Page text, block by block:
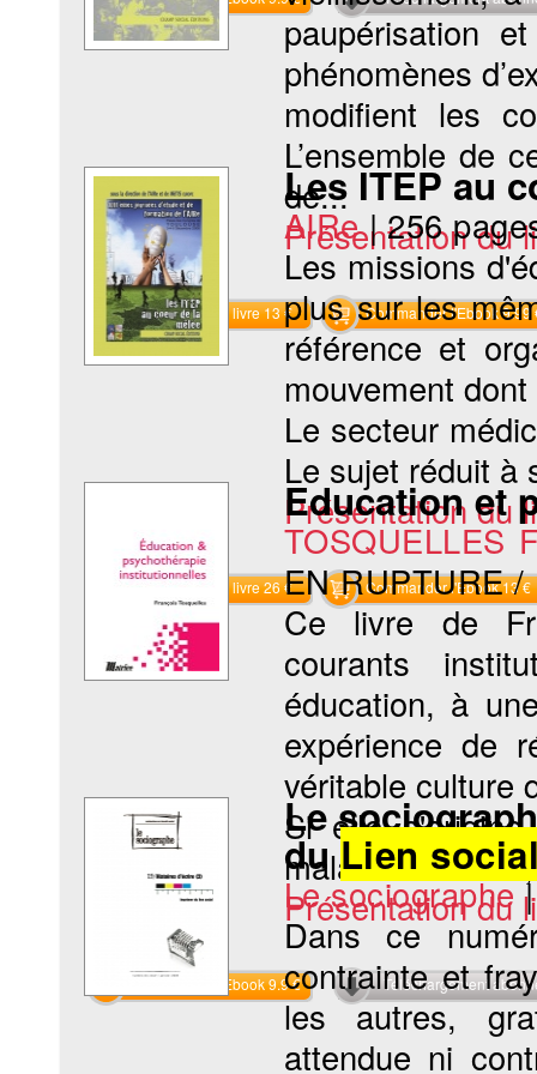
paupérisation
phénomènes
modifient les
L’ensemble de
de...
Présentation du
Commander le livre 13 € Commander l'Ebook 9.99
Les ITEP au
AIRe |256
Les missions
plus sur les
référence et
mouvement
Le secteur
Le sujet réduit à
Présentation du
Commander le livre 26 € Commander l'Ebook 13 €
Education et
TOSQUELLES
EN RUPTURE /
Ce livre de
courants
éducation, à
expérience de
véritable culture
Si elle
maladie
Présentation du
Commander l'Ebook 9.9 € Téléchargement
Le
duLien
Le sociographe
Dans ce
contrainte et
les autres,
attendue ni